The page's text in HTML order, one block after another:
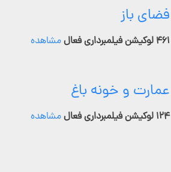
فضای باز
۴۶۱ لوکیشن فیلمبرداری فعال مشاهده
عمارت و خونه باغ
۱۲۴ لوکیشن فیلمبرداری فعال مشاهده